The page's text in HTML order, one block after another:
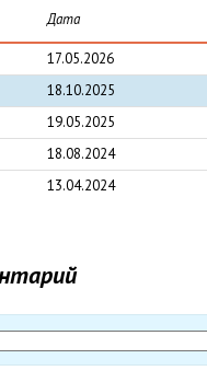
Дата
17.05.2026
18.10.2025
19.05.2025
18.08.2024
13.04.2024